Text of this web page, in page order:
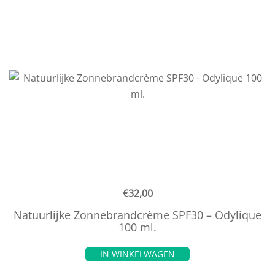
€32,00
Natuurlijke Zonnebrandcrème SPF30 – Odylique
100 ml.
IN WINKELWAGEN